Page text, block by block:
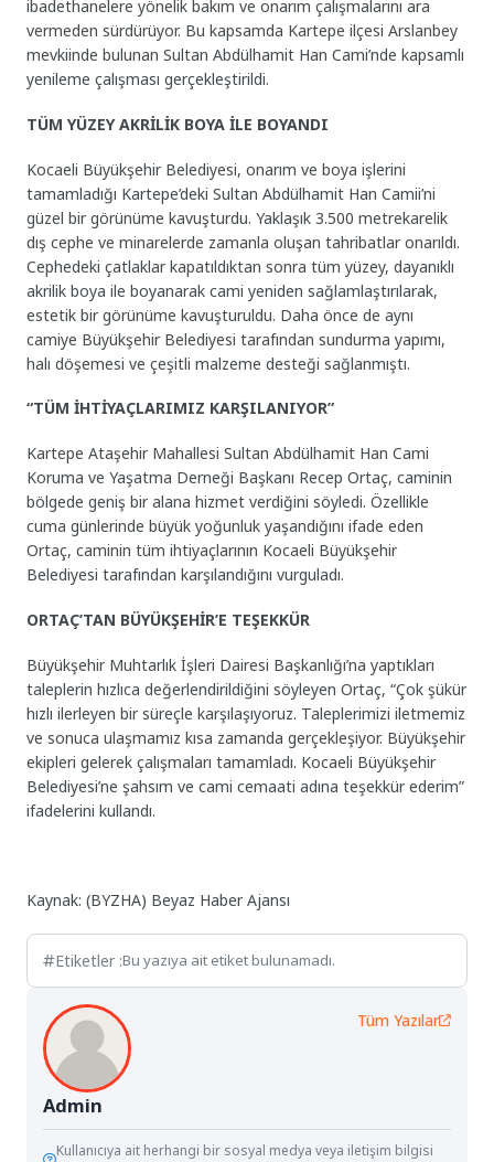
ibadethanelere yönelik bakım ve onarım çalışmalarını ara
vermeden sürdürüyor. Bu kapsamda Kartepe ilçesi Arslanbey
mevkiinde bulunan Sultan Abdülhamit Han Cami’nde kapsamlı
yenileme çalışması gerçekleştirildi.
TÜM YÜZEY AKRİLİK BOYA İLE BOYANDI
Kocaeli Büyükşehir Belediyesi, onarım ve boya işlerini
tamamladığı Kartepe’deki Sultan Abdülhamit Han Camii’ni
güzel bir görünüme kavuşturdu. Yaklaşık 3.500 metrekarelik
dış cephe ve minarelerde zamanla oluşan tahribatlar onarıldı.
Cephedeki çatlaklar kapatıldıktan sonra tüm yüzey, dayanıklı
akrilik boya ile boyanarak cami yeniden sağlamlaştırılarak,
estetik bir görünüme kavuşturuldu. Daha önce de aynı
camiye Büyükşehir Belediyesi tarafından sundurma yapımı,
halı döşemesi ve çeşitli malzeme desteği sağlanmıştı.
“TÜM İHTİYAÇLARIMIZ KARŞILANIYOR”
Kartepe Ataşehir Mahallesi Sultan Abdülhamit Han Cami
Koruma ve Yaşatma Derneği Başkanı Recep Ortaç, caminin
bölgede geniş bir alana hizmet verdiğini söyledi. Özellikle
cuma günlerinde büyük yoğunluk yaşandığını ifade eden
Ortaç, caminin tüm ihtiyaçlarının Kocaeli Büyükşehir
Belediyesi tarafından karşılandığını vurguladı.
ORTAÇ’TAN BÜYÜKŞEHİR’E TEŞEKKÜR
Büyükşehir Muhtarlık İşleri Dairesi Başkanlığı’na yaptıkları
taleplerin hızlıca değerlendirildiğini söyleyen Ortaç, “Çok şükür
hızlı ilerleyen bir süreçle karşılaşıyoruz. Taleplerimizi iletmemiz
ve sonuca ulaşmamız kısa zamanda gerçekleşiyor. Büyükşehir
ekipleri gelerek çalışmaları tamamladı. Kocaeli Büyükşehir
Belediyesi’ne şahsım ve cami cemaati adına teşekkür ederim”
ifadelerini kullandı.
Kaynak: (BYZHA) Beyaz Haber Ajansı
Etiketler :Bu yazıya ait etiket bulunamadı.
Admin
Tüm Yazılar
Kullanıcıya ait herhangi bir sosyal medya veya iletişim bilgisi